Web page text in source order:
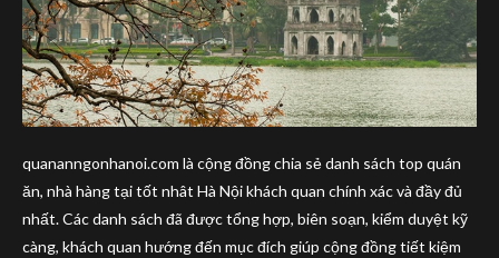
quananngonhanoi.com là cộng đồng chia sẻ danh sách top quán
ăn, nhà hàng tại tốt nhât Hà Nội khách quan chính xác và đầy đủ
nhất. Các danh sách đã được tổng hợp, biên soạn, kiểm duyệt kỹ
càng, khách quan hướng đến mục đích giúp cộng đồng tiết kiệm